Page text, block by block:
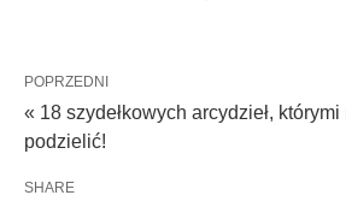
POPRZEDNI
« 18 szydełkowych arcydzieł,
podzielić!
SHARE